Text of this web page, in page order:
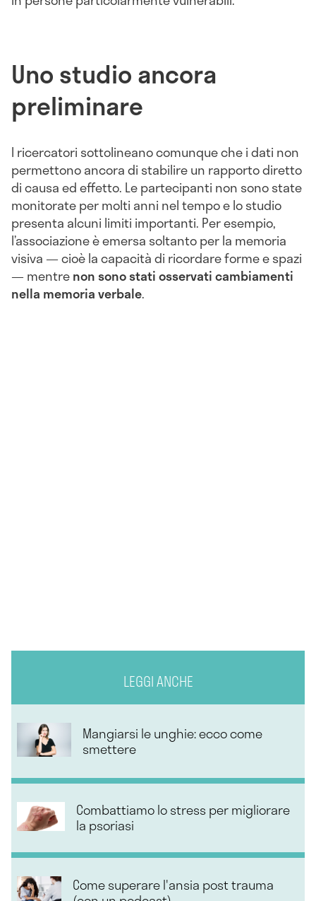
Uno studio ancora
preliminare
I ricercatori sottolineano comunque che i dati non
permettono ancora di stabilire un rapporto diretto
di causa ed effetto. Le partecipanti non sono state
monitorate per molti anni nel tempo e lo studio
presenta alcuni limiti importanti. Per esempio,
l’associazione è emersa soltanto per la memoria
visiva — cioè la capacità di ricordare forme e spazi
— mentrenon sono stati osservati cambiamenti
nella memoria verbale.
LEGGI ANCHE
Mangiarsi le unghie: ecco come
smettere
Combattiamo lo stress per migliorare
la psoriasi
Come superare l'ansia post trauma